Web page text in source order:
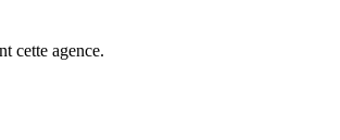
cette agence.